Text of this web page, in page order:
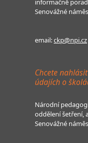
Senovážné
email:ckp@npi.cz
Chcete
údajích o
Národní
oddělení šetření,
Senovážné